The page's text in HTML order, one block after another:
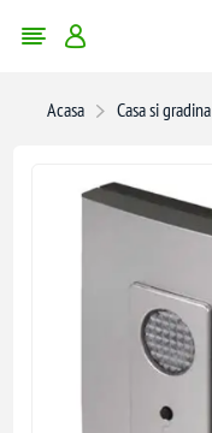
Acasa Casa si gradina